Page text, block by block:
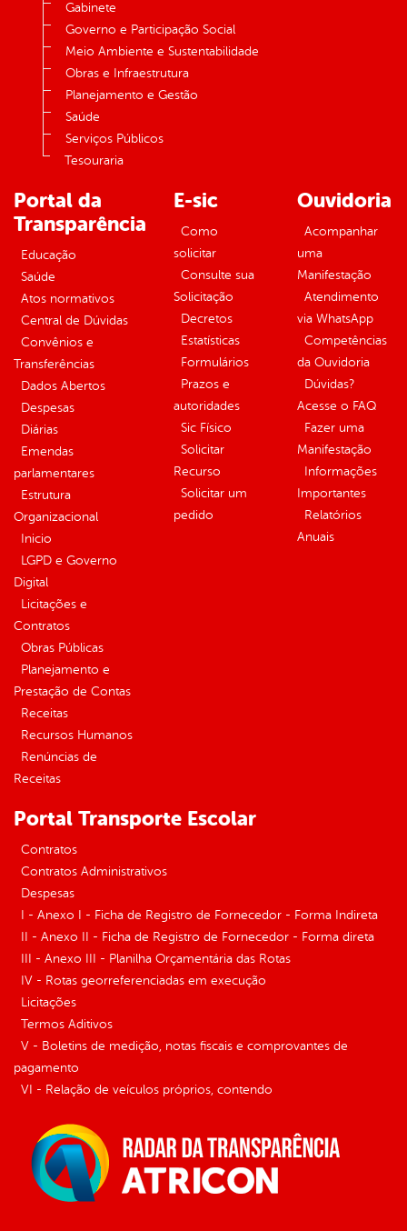
Gabinete
Governo e Participação Social
Meio Ambiente e Sustentabilidade
Obras e Infraestrutura
Planejamento e Gestão
Saúde
Serviços Públicos
Tesouraria
Portal da
Transparência
Educação
Saúde
Atos normativos
Central de Dúvidas
Convênios e
Transferências
Dados Abertos
Despesas
Diárias
Emendas
parlamentares
Estrutura
Organizacional
Inicio
LGPD e Governo
Digital
Licitações e
Contratos
Obras Públicas
Planejamento e
Prestação de Contas
Receitas
Recursos Humanos
Renúncias de
Receitas
E-sic
Como
solicitar
Consulte sua
Solicitação
Decretos
Estatísticas
Formulários
Prazos e
autoridades
Sic Físico
Solicitar
Recurso
Solicitar um
pedido
Ouvidoria
Acompanhar
uma
Manifestação
Atendimento
via WhatsApp
Competências
da Ouvidoria
Dúvidas?
Acesse o FAQ
Fazer uma
Manifestação
Informações
Importantes
Relatórios
Anuais
Portal Transporte Escolar
Contratos
Contratos Administrativos
Despesas
I - Anexo I - Ficha de Registro de Fornecedor - Forma Indireta
II - Anexo II - Ficha de Registro de Fornecedor - Forma direta
III - Anexo III - Planilha Orçamentária das Rotas
IV - Rotas georreferenciadas em execução
Licitações
Termos Aditivos
V - Boletins de medição, notas fiscais e comprovantes de
pagamento
VI - Relação de veículos próprios, contendo